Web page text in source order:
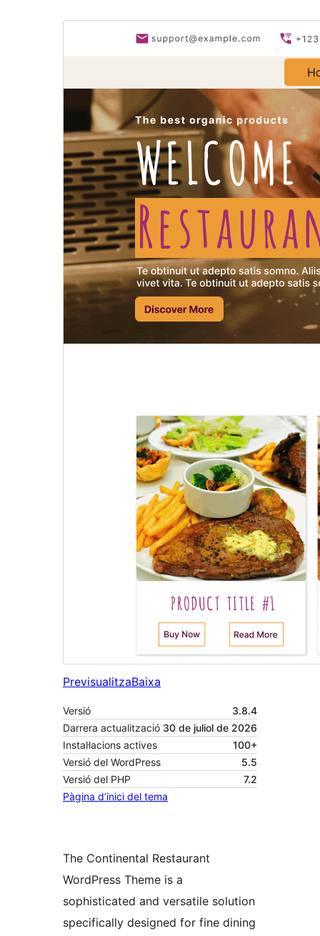
PrevisualitzaBaixa
Versió
3.8.4
Darrera actualització 30 de juliol de 2026
Instal·lacions actives
100+
Versió del WordPress
5.5
Versió del PHP
7.2
Pàgina d’inici del tema
The Continental Restaurant
WordPress Theme is a
sophisticated and versatile solution
specifically designed for fine dining